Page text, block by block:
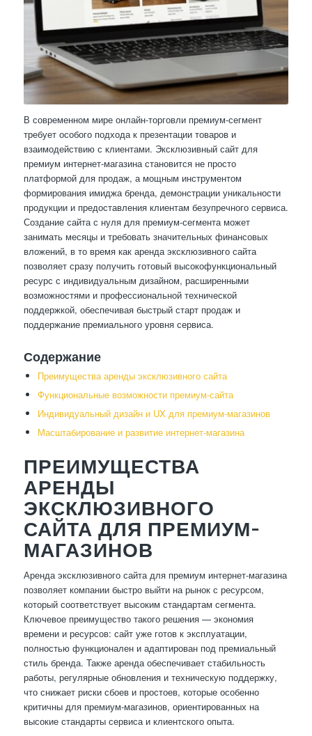
В современном мире онлайн-торговли премиум-сегмент
требует особого подхода к презентации товаров и
взаимодействию с клиентами. Эксклюзивный сайт для
премиум интернет-магазина становится не просто
платформой для продаж, а мощным инструментом
формирования имиджа бренда, демонстрации уникальности
продукции и предоставления клиентам безупречного сервиса.
Создание сайта с нуля для премиум-сегмента может
занимать месяцы и требовать значительных финансовых
вложений, в то время как аренда эксклюзивного сайта
позволяет сразу получить готовый высокофункциональный
ресурс с индивидуальным дизайном, расширенными
возможностями и профессиональной технической
поддержкой, обеспечивая быстрый старт продаж и
поддержание премиального уровня сервиса.
Содержание
Преимущества аренды эксклюзивного сайта
Функциональные возможности премиум-сайта
Индивидуальный дизайн и UX для премиум-магазинов
Масштабирование и развитие интернет-магазина
ПРЕИМУЩЕСТВА
АРЕНДЫ
ЭКСКЛЮЗИВНОГО
САЙТА ДЛЯ ПРЕМИУМ-
МАГАЗИНОВ
Аренда эксклюзивного сайта для премиум интернет-магазина
позволяет компании быстро выйти на рынок с ресурсом,
который соответствует высоким стандартам сегмента.
Ключевое преимущество такого решения — экономия
времени и ресурсов: сайт уже готов к эксплуатации,
полностью функционален и адаптирован под премиальный
стиль бренда. Также аренда обеспечивает стабильность
работы, регулярные обновления и техническую поддержку,
что снижает риски сбоев и простоев, которые особенно
критичны для премиум-магазинов, ориентированных на
высокие стандарты сервиса и клиентского опыта.